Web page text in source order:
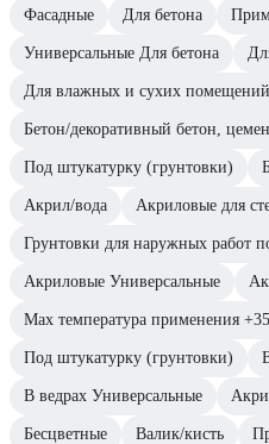
Фасадные Для бетона
Универсальные Для бетона
Для влажных и сухих помещений
Под штукатурку (грунтовки)
Акрил/вода Акриловые для
Грунтовки для наружных работ
Акриловые Универсальные
Max температура применения
Под штукатурку (грунтовки)
В ведрах Универсальные
Бесцветные Валик/кисть